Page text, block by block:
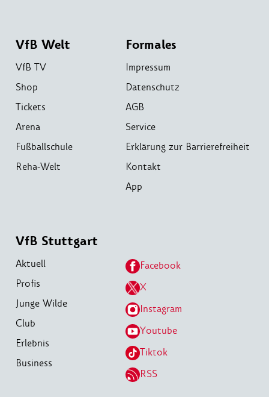
VfB Welt
VfB TV
Shop
Tickets
Arena
Fußballschule
Reha-Welt
Formales
Impressum
Datenschutz
AGB
Service
Erklärung zur Barrierefreiheit
Kontakt
App
VfB Stuttgart
Aktuell
Profis
Junge Wilde
Club
Erlebnis
Business
Facebook
X
Instagram
Youtube
Tiktok
RSS